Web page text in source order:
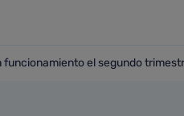
entrará en funcionamiento
el segundo